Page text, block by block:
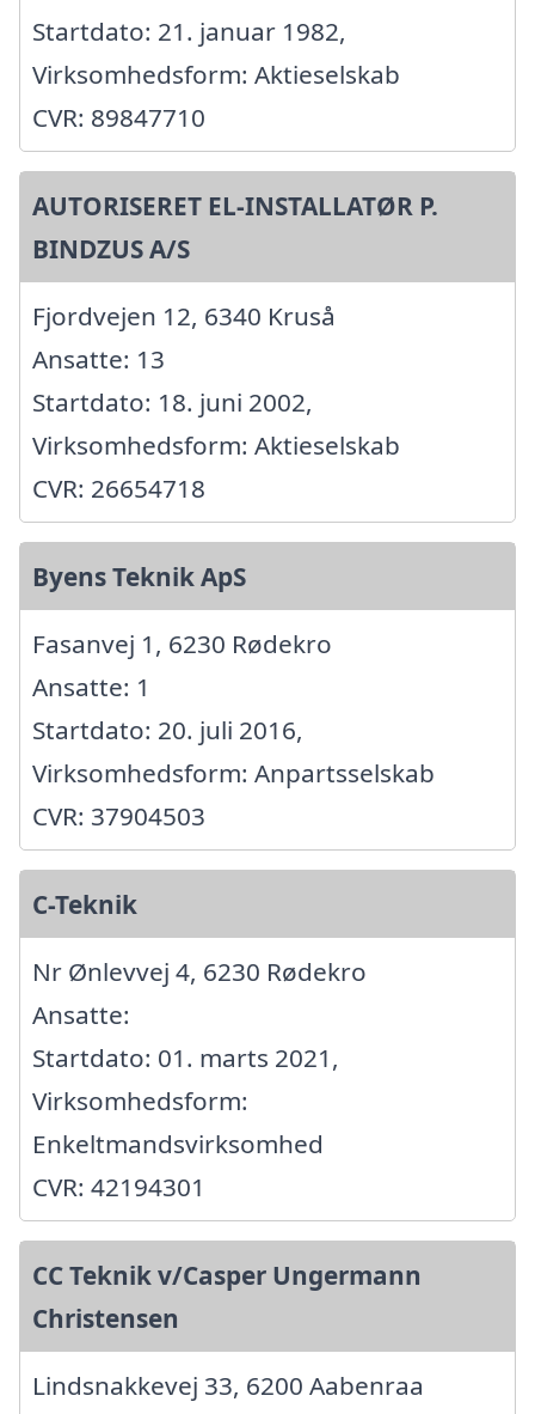
Startdato: 21. januar 1982,
Virksomhedsform: Aktieselskab
CVR: 89847710
AUTORISERET EL-INSTALLATØR P.
BINDZUS A/S
Fjordvejen 12, 6340 Kruså
Ansatte: 13
Startdato: 18. juni 2002,
Virksomhedsform: Aktieselskab
CVR: 26654718
Byens Teknik ApS
Fasanvej 1, 6230 Rødekro
Ansatte: 1
Startdato: 20. juli 2016,
Virksomhedsform: Anpartsselskab
CVR: 37904503
C-Teknik
Nr Ønlevvej 4, 6230 Rødekro
Ansatte:
Startdato: 01. marts 2021,
Virksomhedsform:
Enkeltmandsvirksomhed
CVR: 42194301
CC Teknik v/Casper Ungermann
Christensen
Lindsnakkevej 33, 6200 Aabenraa